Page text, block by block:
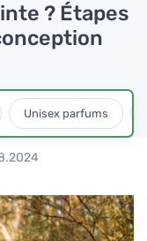
? Étapes
Unisex parfums